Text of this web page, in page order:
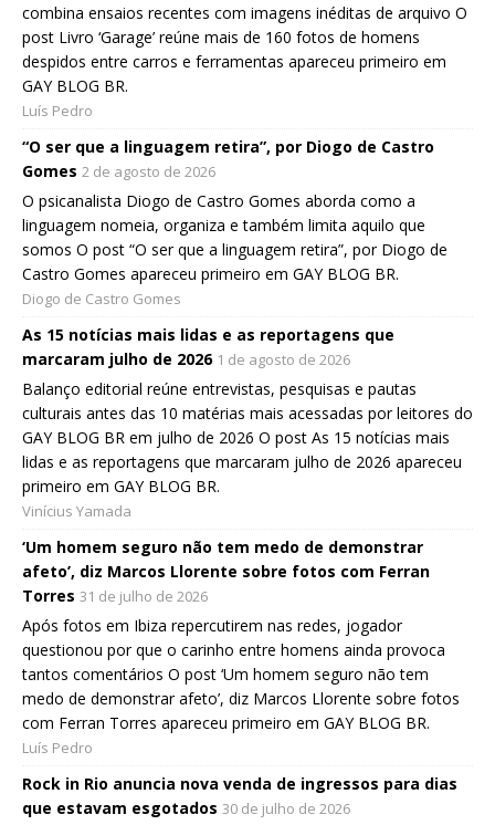
combina ensaios recentes com imagens inéditas de arquivo O
post Livro ‘Garage’ reúne mais de 160 fotos de homens
despidos entre carros e ferramentas apareceu primeiro em
GAY BLOG BR.
Luís Pedro
“O ser que a linguagem retira”, por Diogo de Castro
Gomes 2 de agosto de 2026
O psicanalista Diogo de Castro Gomes aborda como a
linguagem nomeia, organiza e também limita aquilo que
somos O post “O ser que a linguagem retira”, por Diogo de
Castro Gomes apareceu primeiro em GAY BLOG BR.
Diogo de Castro Gomes
As 15 notícias mais lidas e as reportagens que
marcaram julho de 2026 1 de agosto de 2026
Balanço editorial reúne entrevistas, pesquisas e pautas
culturais antes das 10 matérias mais acessadas por leitores do
GAY BLOG BR em julho de 2026 O post As 15 notícias mais
lidas e as reportagens que marcaram julho de 2026 apareceu
primeiro em GAY BLOG BR.
Vinícius Yamada
‘Um homem seguro não tem medo de demonstrar
afeto’, diz Marcos Llorente sobre fotos com Ferran
Torres 31 de julho de 2026
Após fotos em Ibiza repercutirem nas redes, jogador
questionou por que o carinho entre homens ainda provoca
tantos comentários O post ‘Um homem seguro não tem
medo de demonstrar afeto’, diz Marcos Llorente sobre fotos
com Ferran Torres apareceu primeiro em GAY BLOG BR.
Luís Pedro
Rock in Rio anuncia nova venda de ingressos para dias
que estavam esgotados 30 de julho de 2026